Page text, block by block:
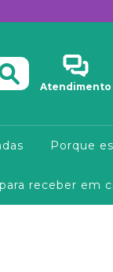
Atendimento
Porque
receber em